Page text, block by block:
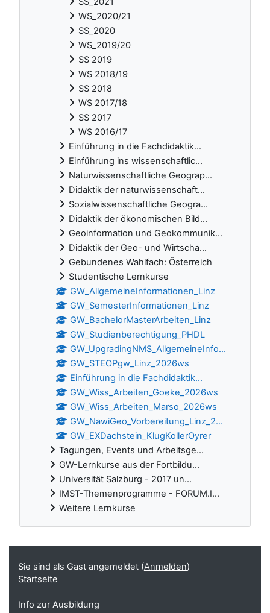
WS_2020/21
SS_2020
WS_2019/20
SS 2019
WS 2018/19
SS 2018
WS 2017/18
SS 2017
WS 2016/17
Einführung in die Fachdidaktik...
Einführung ins wissenschaftlic...
Naturwissenschaftliche Geograp...
Didaktik der naturwissenschaft...
Sozialwissenschaftliche Geogra...
Didaktik der ökonomischen Bild...
Geoinformation und Geokommunik...
Didaktik der Geo- und Wirtscha...
Gebundenes Wahlfach: Österreich
Studentische Lernkurse
GW_AllgemeineInformationen_Linz
GW_SemesterInformationen_Linz
GW_BachelorMasterArbeiten_Linz
GW_Studienberechtigung_PHDL
GW_UpgradingNMS_AllgemeineInfo...
GW_STEOPgw_Linz_2026ws
Einführung in die Fachdidaktik...
GW_Wiss_Arbeiten_Goeke_2026ws
GW_Wiss_Arbeiten_Marso_2026ws
GW_NawiGeo_Vorbereitung_Linz_2...
GW_EXDachstein_KlugKollerOyrer
Tagungen, Events und Arbeitsge...
GW-Lernkurse aus der Fortbildu...
Universität Salzburg - 2017 un...
IMST-Themenprogramme - FORUM.I...
Weitere Lernkurse
Ergänzungsblöcke
Sie sind als Gast angemeldet (Anmelden)
Startseite
Info zur Ausbildung